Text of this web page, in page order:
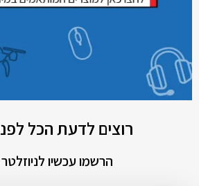
רוצים לדעת הכל
הרשמו עכשיו